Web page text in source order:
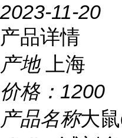
2023-11-20
产品详情
产地
上海
价格： 1200
产品名称大